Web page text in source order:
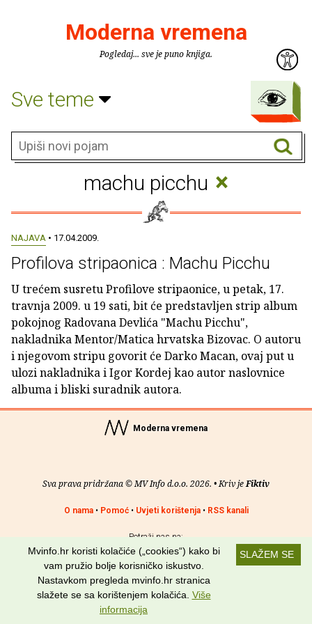
Moderna vremena
Pogledaj... sve je puno knjiga.
Sve teme
machu picchu ×
NAJAVA • 17.04.2009.
Profilova stripaonica : Machu Picchu
U trećem susretu Profilove stripaonice, u petak, 17.
travnja 2009. u 19 sati, bit će predstavljen strip album
pokojnog Radovana Devlića "Machu Picchu",
nakladnika Mentor/Matica hrvatska Bizovac. O autoru
i njegovom stripu govorit će Darko Macan, ovaj put u
ulozi nakladnika i Igor Kordej kao autor naslovnice
albuma i bliski suradnik autora.
Moderna vremena
Sva prava pridržana © MV Info d.o.o. 2026. • Kriv jeFiktiv
O nama• Pomoć• Uvjeti korištenja• RSS kanali
Potraži nas na:
SLAŽEM SE
Mvinfo.hr koristi kolačiće („cookies“) kako bi
vam pružio bolje korisničko iskustvo.
Nastavkom pregleda mvinfo.hr stranica
slažete se sa korištenjem kolačića. Više
informacija